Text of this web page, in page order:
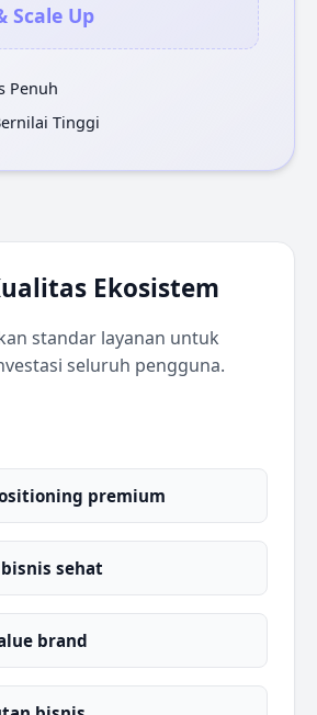
Scale Up
Penuh
Tinggi
Ekosistem
standar layanan untuk
seluruh pengguna.
premium
sehat
brand